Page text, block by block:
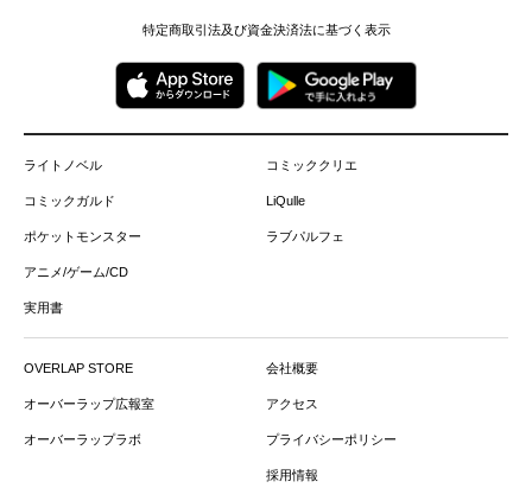
特定商取引法及び資金決済法に基づく表示
ライトノベル
コミックガルド
ポケットモンスター
アニメ/ゲーム/CD
実用書
コミッククリエ
LiQulle
ラブパルフェ
OVERLAP STORE
オーバーラップ広報室
オーバーラップラボ
会社概要
アクセス
プライバシーポリシー
採用情報